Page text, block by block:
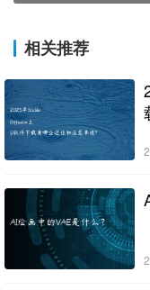
相关推荐